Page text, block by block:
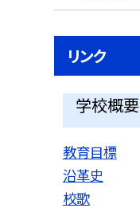
リンク
学校概要
教育目標
沿革史
校歌